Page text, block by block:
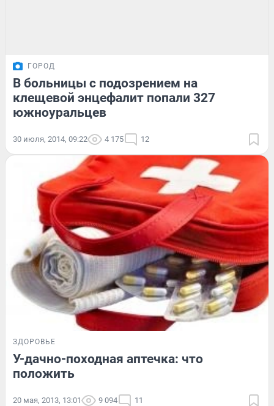
ГОРОД
В больницы с подозрением на
клещевой энцефалит попали 327
южноуральцев
30 июля, 2014, 09:22 4 175 12
ЗДОРОВЬЕ
У-дачно-походная аптечка: что
положить
20 мая, 2013, 13:01 9 094 11